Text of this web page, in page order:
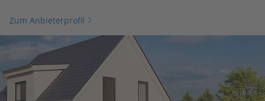
Zum Anbieterprofil